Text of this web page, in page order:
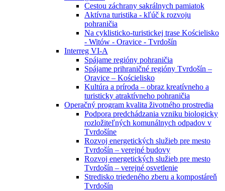
Cestou záchrany sakrálnych pamiatok
Aktívna turistika - kľúč k rozvoju
pohraničia
Na cyklisticko-turistickej trase Kościelisko
- Witów - Oravice - Tvrdošín
Interreg VI-A
Spájame regióny pohraničia
Spájame prihraničné regióny Tvrdošín –
Oravice – Kościelisko
Kultúra a príroda – obraz kreatívneho a
turisticky atraktívneho pohraničia
Operačný program kvalita životného prostredia
Podpora predchádzania vzniku biologicky
rozložiteľných komunálnych odpadov v
Tvrdošíne
Rozvoj energetických služieb pre mesto
Tvrdošín – verejné budovy
Rozvoj energetických služieb pre mesto
Tvrdošín – verejné osvetlenie
Stredisko triedeného zberu a kompostáreň
Tvrdošín